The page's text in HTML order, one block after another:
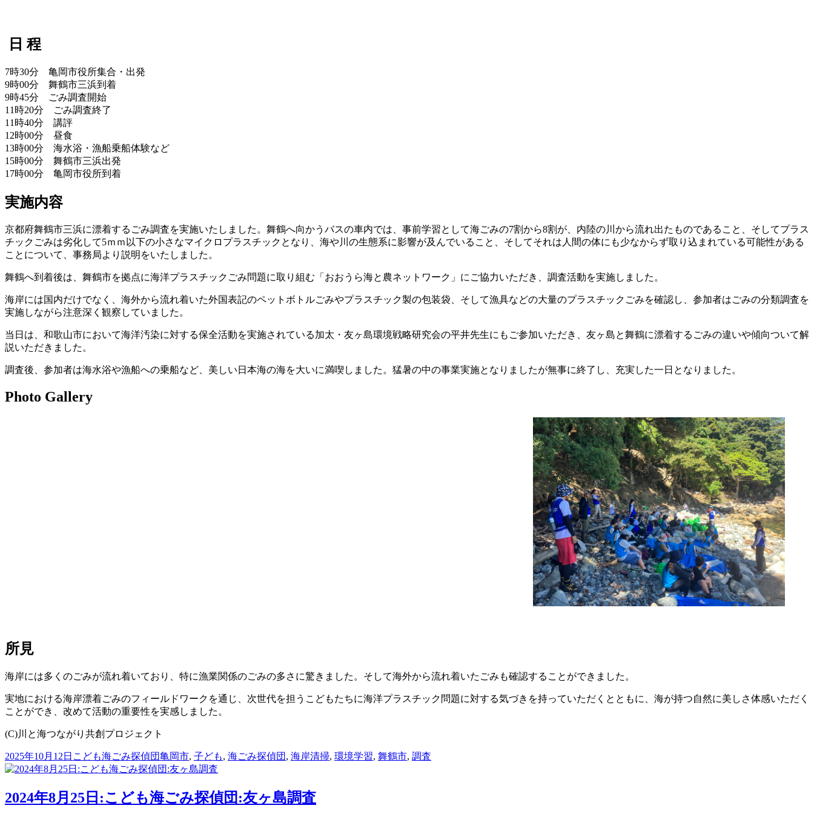
日 程
7時30分 亀岡市役所集合・出発
9時00分 舞鶴市三浜到着
9時45分 ごみ調査開始
11時20分 ごみ調査終了
11時40分 講評
12時00分 昼食
13時00分 海水浴・漁船乗船体験など
15時00分 舞鶴市三浜出発
17時00分 亀岡市役所到着
実施内容
京都府舞鶴市三浜に漂着するごみ調査を実施いたしました。舞鶴へ向かうバスの車内では、事前学習として海ごみの7割から8割が、内陸の川から流れ出たものであること、そしてプラス
チックごみは劣化して5ｍｍ以下の小さなマイクロプラスチックとなり、海や川の生態系に影響が及んでいること、そしてそれは人間の体にも少なからず取り込まれている可能性がある
ことについて、事務局より説明をいたしました。
舞鶴へ到着後は、舞鶴市を拠点に海洋プラスチックごみ問題に取り組む「おおうら海と農ネットワーク」にご協力いただき、調査活動を実施しました。
海岸には国内だけでなく、海外から流れ着いた外国表記のペットボトルごみやプラスチック製の包装袋、そして漁具などの大量のプラスチックごみを確認し、参加者はごみの分類調査を
実施しながら注意深く観察していました。
当日は、和歌山市において海洋汚染に対する保全活動を実施されている加太・友ヶ島環境戦略研究会の平井先生にもご参加いただき、友ヶ島と舞鶴に漂着するごみの違いや傾向ついて解
説いただきました。
調査後、参加者は海水浴や漁船への乗船など、美しい日本海の海を大いに満喫しました。猛暑の中の事業実施となりましたが無事に終了し、充実した一日となりました。
Photo Gallery
所見
海岸には多くのごみが流れ着いており、特に漁業関係のごみの多さに驚きました。そして海外から流れ着いたごみも確認することができました。
実地における海岸漂着ごみのフィールドワークを通じ、次世代を担うこどもたちに海洋プラスチック問題に対する気づきを持っていただくとともに、海が持つ自然に美しさ体感いただく
ことができ、改めて活動の重要性を実感しました。
(C)川と海つながり共創プロジェクト
投
稿
2025年10月12日 カ
テ
リ
ー
こども海ごみ探偵団タ
グ
亀岡市, 子ども, 海ごみ探偵団 , 海岸清掃, 環境学習, 舞鶴市, 調査
2024年8月25日:こども海ごみ探偵団:友ヶ島調査